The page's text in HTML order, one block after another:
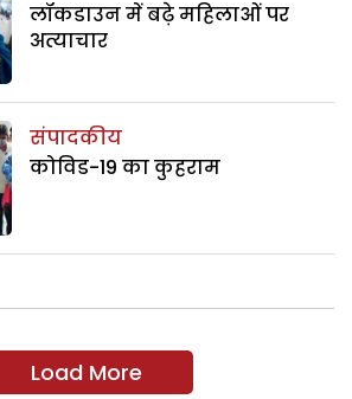
लॉकडाउन में बढ़े महिलाओं पर
अत्याचार
संपादकीय
कोविड-19 का कुहराम
Load More